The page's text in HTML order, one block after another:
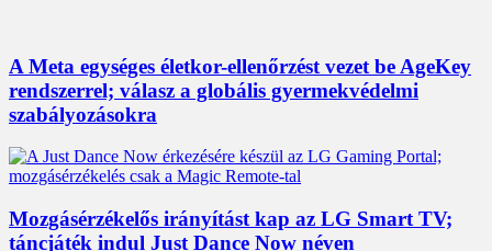
A Meta egységes életkor-ellenőrzést vezet be AgeKey
rendszerrel; válasz a globális gyermekvédelmi
szabályozásokra
Mozgásérzékelős irányítást kap az LG Smart TV;
táncjáték indul Just Dance Now néven